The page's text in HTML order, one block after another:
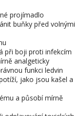
projímadlo
buňky před volnými
při boji proti infekcím
analgeticky
funkci ledvin
jako jsou kašel a
a působí mírně